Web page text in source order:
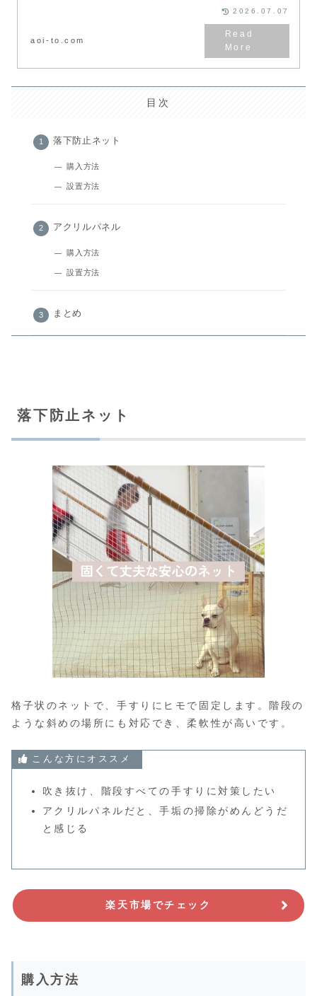
aoi-to.com
2026.07.07
目次
落下防止ネット
購入方法
設置方法
アクリルパネル
購入方法
設置方法
まとめ
落下防止ネット
格子状のネットで、手すりにヒモで固定します。階段の
ような斜めの場所にも対応でき、柔軟性が高いです。
こんな方にオススメ
吹き抜け、階段すべての手すりに対策したい
アクリルパネルだと、手垢の掃除がめんどうだ
と感じる
楽天市場でチェック
購入方法